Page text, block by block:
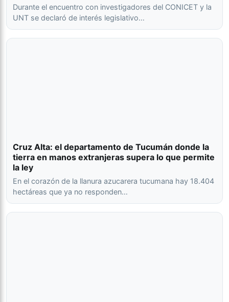
Durante el encuentro con investigadores del CONICET y la
UNT se declaró de interés legislativo…
Cruz Alta: el departamento de Tucumán donde la
tierra en manos extranjeras supera lo que permite
la ley
En el corazón de la llanura azucarera tucumana hay 18.404
hectáreas que ya no responden…